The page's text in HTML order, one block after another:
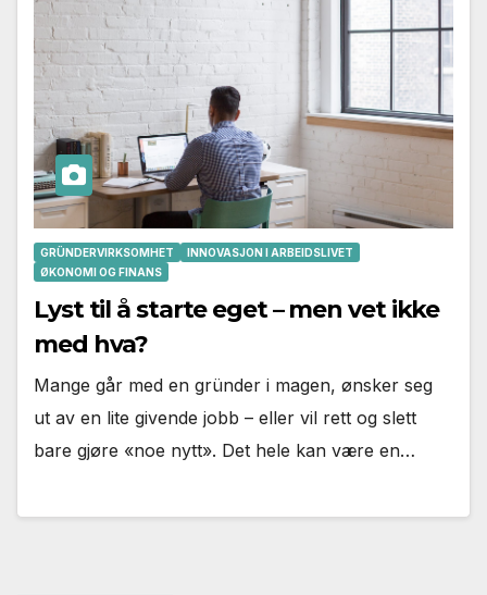
GRÜNDERVIRKSOMHET
INNOVASJON I ARBEIDSLIVET
ØKONOMI OG FINANS
Lyst til å starte eget – men vet ikke
med hva?
Mange går med en gründer i magen, ønsker seg
ut av en lite givende jobb – eller vil rett og slett
bare gjøre «noe nytt». Det hele kan være en…